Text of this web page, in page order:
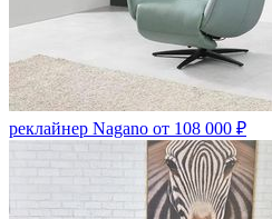
реклайнер Nagano от 108 000 ₽